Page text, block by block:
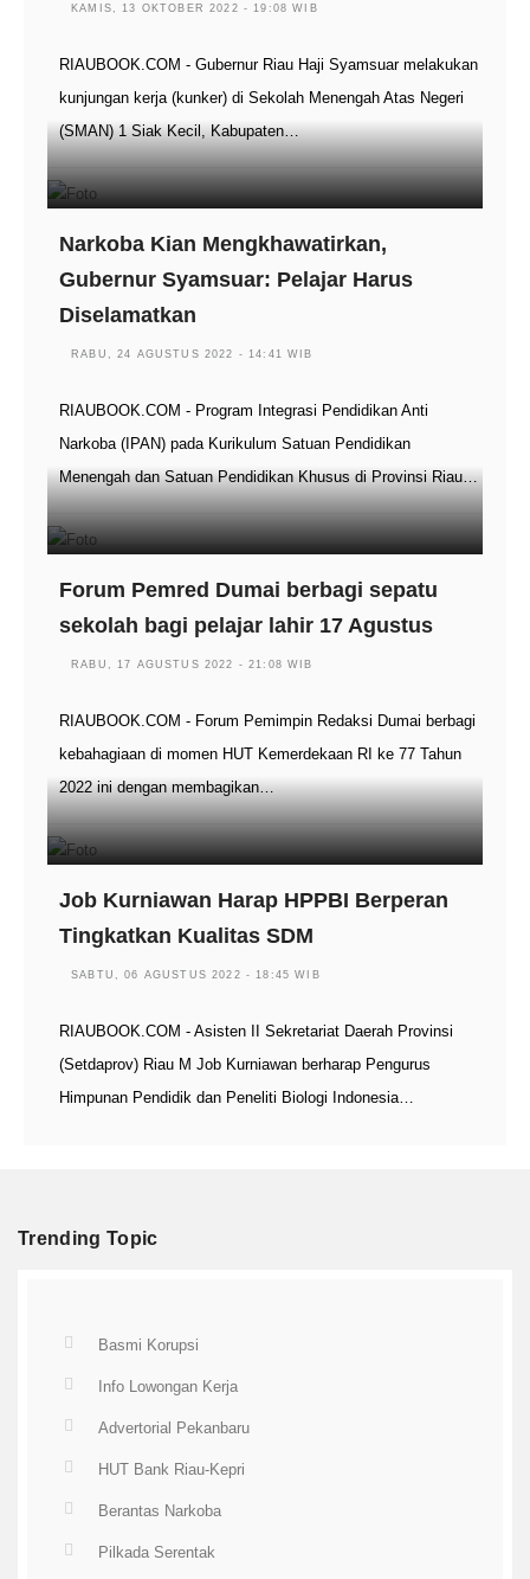
KAMIS, 13 OKTOBER 2022 - 19:08 WIB
RIAUBOOK.COM - Gubernur Riau Haji Syamsuar melakukan
kunjungan kerja (kunker) di Sekolah Menengah Atas Negeri
(SMAN) 1 Siak Kecil, Kabupaten…
Narkoba Kian Mengkhawatirkan,
Gubernur Syamsuar: Pelajar Harus
Diselamatkan
RABU, 24 AGUSTUS 2022 - 14:41 WIB
RIAUBOOK.COM - Program Integrasi Pendidikan Anti
Narkoba (IPAN) pada Kurikulum Satuan Pendidikan
Menengah dan Satuan Pendidikan Khusus di Provinsi Riau…
Forum Pemred Dumai berbagi sepatu
sekolah bagi pelajar lahir 17 Agustus
RABU, 17 AGUSTUS 2022 - 21:08 WIB
RIAUBOOK.COM - Forum Pemimpin Redaksi Dumai berbagi
kebahagiaan di momen HUT Kemerdekaan RI ke 77 Tahun
2022 ini dengan membagikan…
Job Kurniawan Harap HPPBI Berperan
Tingkatkan Kualitas SDM
SABTU, 06 AGUSTUS 2022 - 18:45 WIB
RIAUBOOK.COM - Asisten II Sekretariat Daerah Provinsi
(Setdaprov) Riau M Job Kurniawan berharap Pengurus
Himpunan Pendidik dan Peneliti Biologi Indonesia…
Trending Topic
Basmi Korupsi
Info Lowongan Kerja
Advertorial Pekanbaru
HUT Bank Riau-Kepri
Berantas Narkoba
Pilkada Serentak